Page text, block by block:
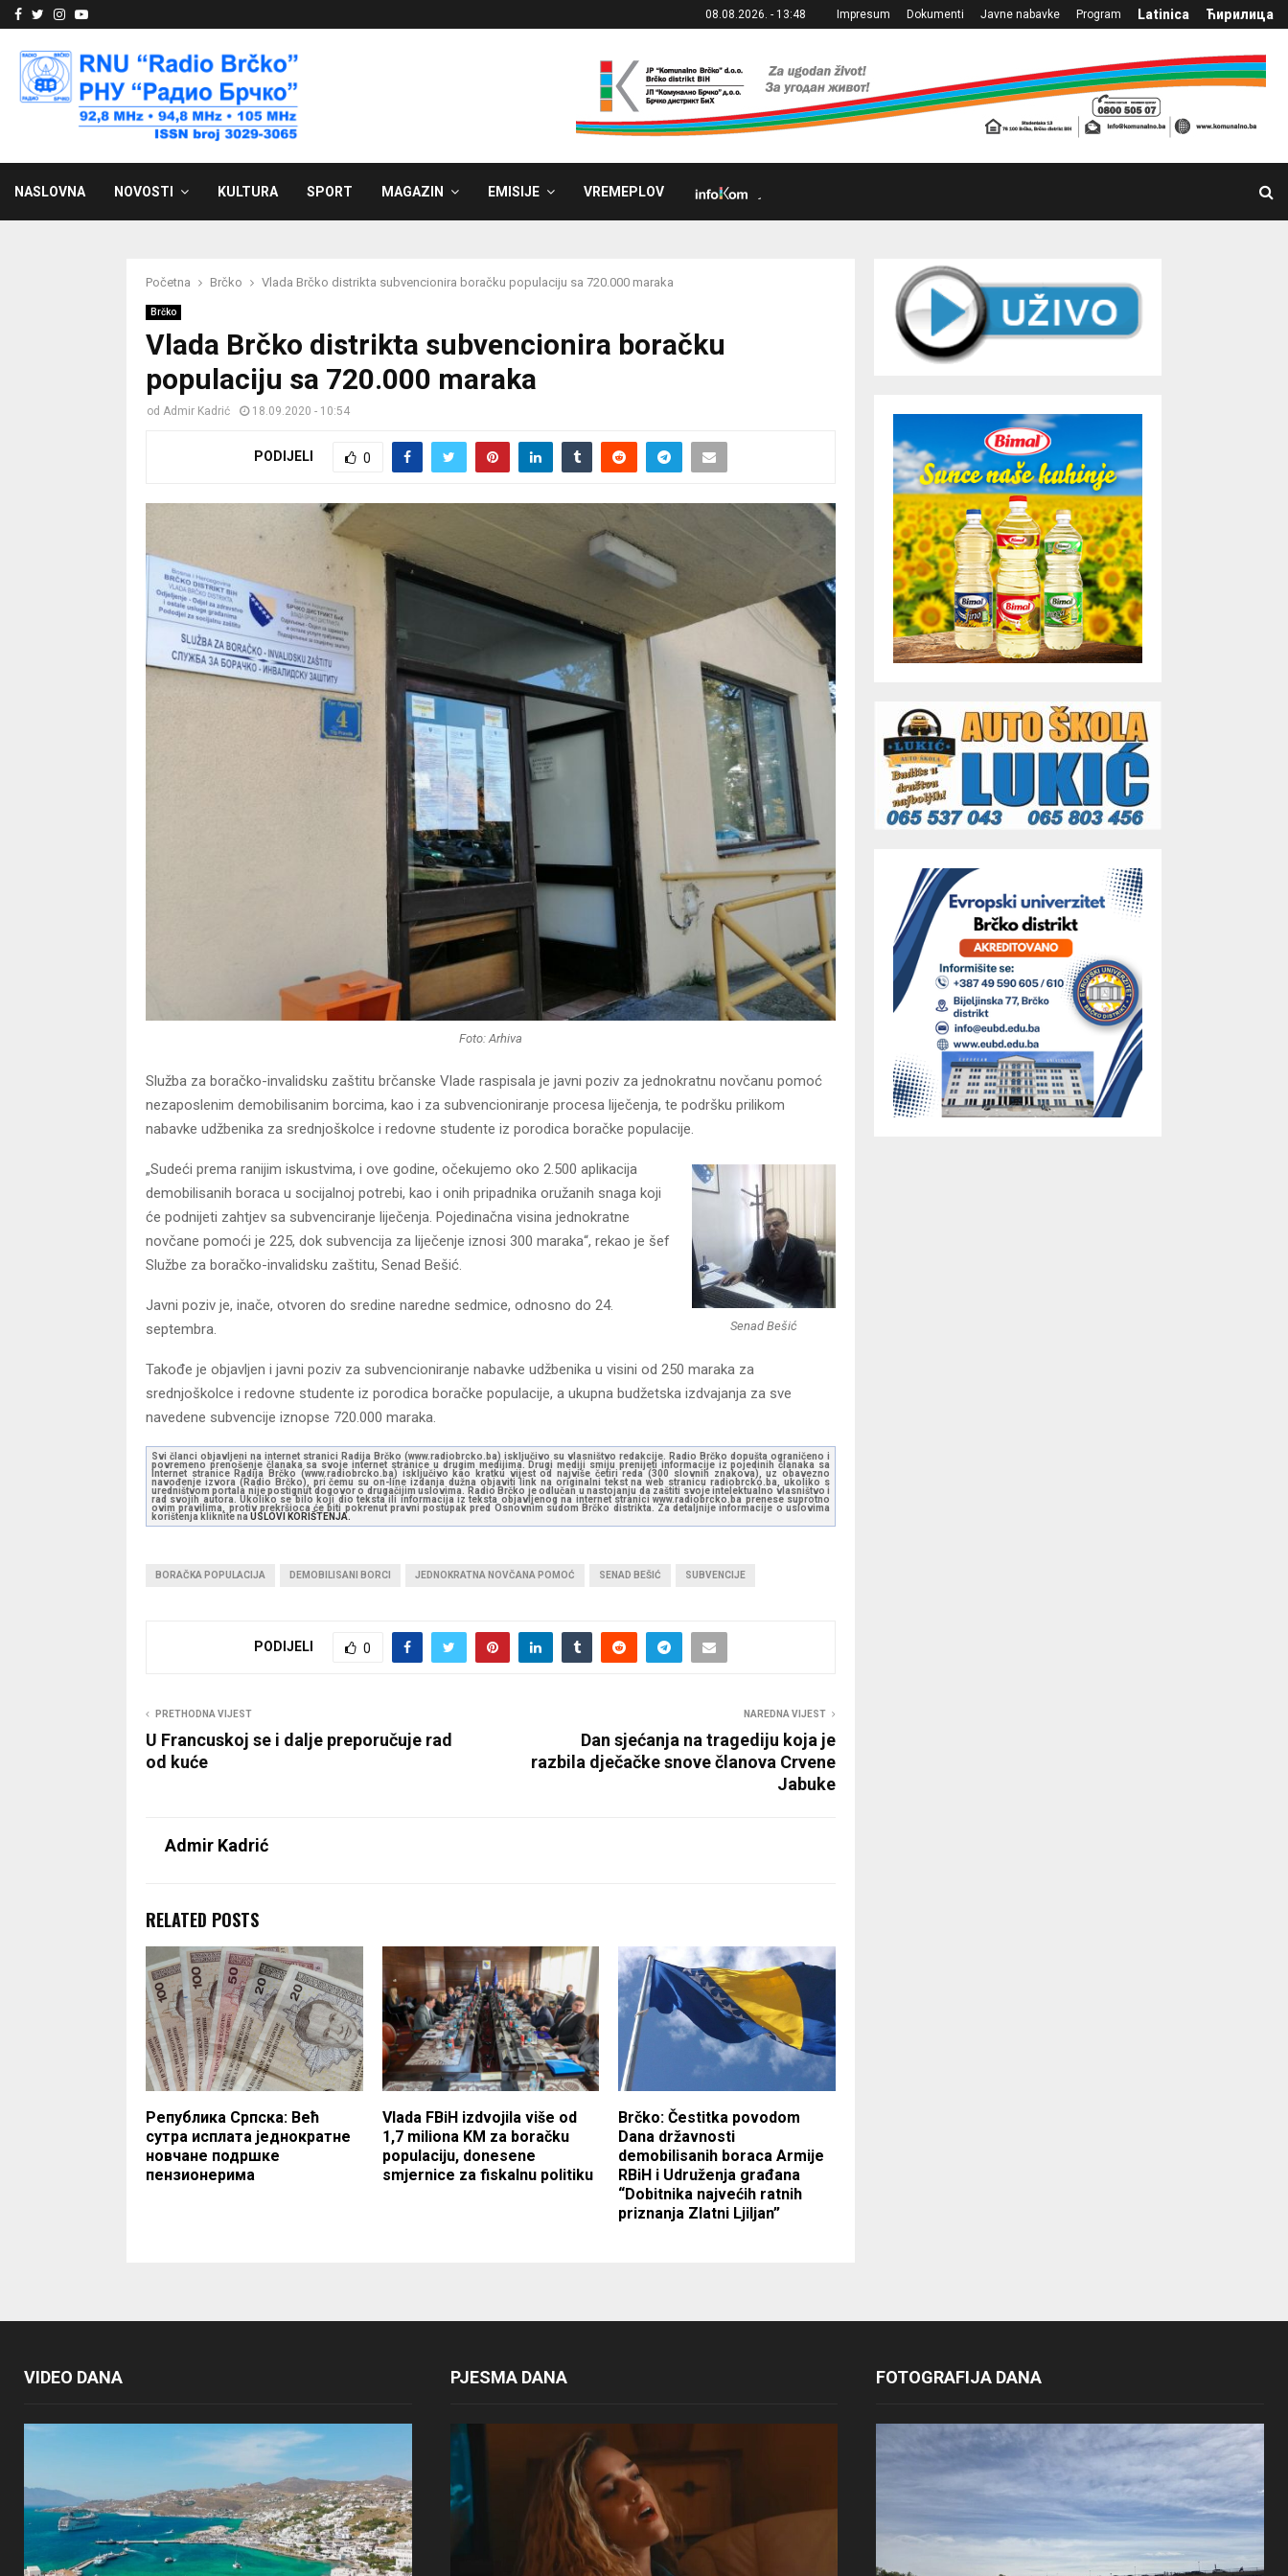
Facebook
Twitter
Instagram
Youtube 08.08.2026. - 13:48 Impresum Dokumenti Javne nabavke Program Latinica Ћирилица
NASLOVNA NOVOSTI KULTURA SPORT MAGAZIN EMISIJE VREMEPLOV
Početna Brčko Vlada Brčko distrikta subvencionira boračku populaciju sa 720.000 maraka
Brčko
Vlada Brčko distrikta subvencionira boračku
populaciju sa 720.000 maraka
od Admir Kadrić 18.09.2020 - 10:54
PODIJELI 0
Foto: Arhiva
Služba za boračko-invalidsku zaštitu brčanske Vlade raspisala je javni poziv za jednokratnu novčanu pomoć
nezaposlenim demobilisanim borcima, kao i za subvencioniranje procesa liječenja, te podršku prilikom
nabavke udžbenika za srednjoškolce i redovne studente iz porodica boračke populacije.
Senad Bešić
„Sudeći prema ranijim iskustvima, i ove godine, očekujemo oko 2.500 aplikacija
demobilisanih boraca u socijalnoj potrebi, kao i onih pripadnika oružanih snaga koji
će podnijeti zahtjev sa subvenciranje liječenja. Pojedinačna visina jednokratne
novčane pomoći je 225, dok subvencija za liječenje iznosi 300 maraka“, rekao je šef
Službe za boračko-invalidsku zaštitu, Senad Bešić.
Javni poziv je, inače, otvoren do sredine naredne sedmice, odnosno do 24.
septembra.
Takođe je objavljen i javni poziv za subvencioniranje nabavke udžbenika u visini od 250 maraka za
srednjoškolce i redovne studente iz porodica boračke populacije, a ukupna budžetska izdvajanja za sve
navedene subvencije iznopse 720.000 maraka.
Svi članci objavljeni na internet stranici Radija Brčko (www.radiobrcko.ba) isključivo su vlasništvo redakcije. Radio Brčko dopušta ograničeno i
povremeno prenošenje članaka sa svoje internet stranice u drugim medijima. Drugi mediji smiju prenijeti informacije iz pojedinih članaka sa
Internet stranice Radija Brčko (www.radiobrcko.ba) isključivo kao kratku vijest od najviše četiri reda (300 slovnih znakova), uz obavezno
navođenje izvora (Radio Brčko), pri čemu su on-line izdanja dužna objaviti link na originalni tekst na web stranicu radiobrcko.ba, ukoliko s
uredništvom portala nije postignut dogovor o drugačijim uslovima. Radio Brčko je odlučan u nastojanju da zaštiti svoje intelektualno vlasništvo i
rad svojih autora. Ukoliko se bilo koji dio teksta ili informacija iz teksta objavljenog na internet stranici www.radiobrcko.ba prenese suprotno
ovim pravilima, protiv prekršioca će biti pokrenut pravni postupak pred Osnovnim sudom Brčko distrikta. Za detaljnije informacije o uslovima
korištenja kliknite na USLOVI KORIŠTENJA.
BORAČKA POPULACIJA DEMOBILISANI BORCI JEDNOKRATNA NOVČANA POMOĆ SENAD BEŠIĆ SUBVENCIJE
PODIJELI 0
PRETHODNA VIJEST
U Francuskoj se i dalje preporučuje rad
od kuće
NAREDNA VIJEST
Dan sjećanja na tragediju koja je
razbila dječačke snove članova Crvene
Jabuke
Admir Kadrić
RELATED POSTS
Република Српска: Већ
сутра исплата једнократне
новчане подршке
пензионерима
Vlada FBiH izdvojila više od
1,7 miliona KM za boračku
populaciju, donesene
smjernice za fiskalnu politiku
Brčko: Čestitka povodom
Dana državnosti
demobilisanih boraca Armije
RBiH i Udruženja građana
“Dobitnika najvećih ratnih
priznanja Zlatni Ljiljan”
VIDEO DANA PJESMA DANA FOTOGRAFIJA DANA